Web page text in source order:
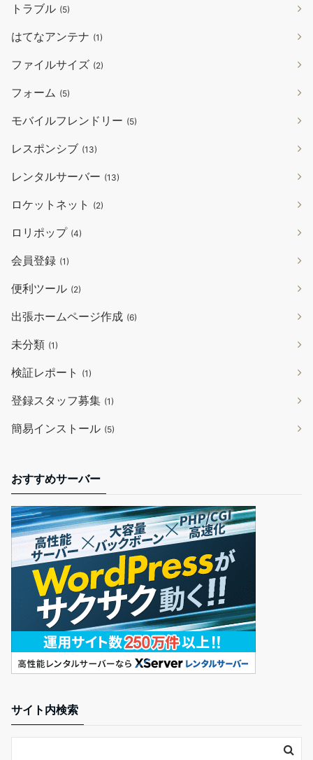
トラブル (5)
はてなアンテナ (1)
ファイルサイズ (2)
フォーム (5)
モバイルフレンドリー (5)
レスポンシブ (13)
レンタルサーバー (13)
ロケットネット (2)
ロリポップ (4)
会員登録 (1)
便利ツール (2)
出張ホームページ作成 (6)
未分類 (1)
検証レポート (1)
登録スタッフ募集 (1)
簡易インストール (5)
おすすめサーバー
サイト内検索